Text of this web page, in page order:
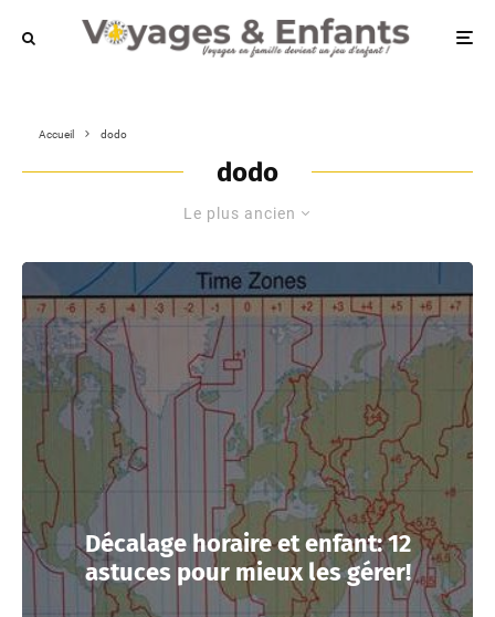
Accueil dodo
dodo
Le plus ancien
Décalage horaire et enfant: 12
astuces pour mieux les gérer!